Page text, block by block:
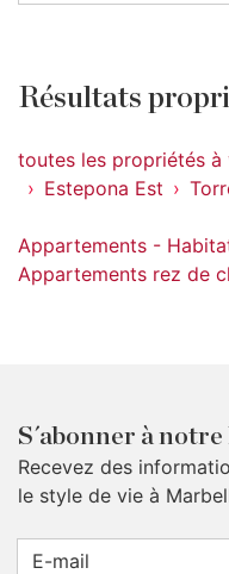
Résultats
toutes les propriétés à
Estepona Est
Appartements -
Appartements rez de
S´abonner à
Recevez des
le style de vie à